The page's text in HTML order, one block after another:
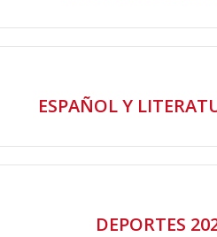
ESPAÑOL Y
DEPORTES